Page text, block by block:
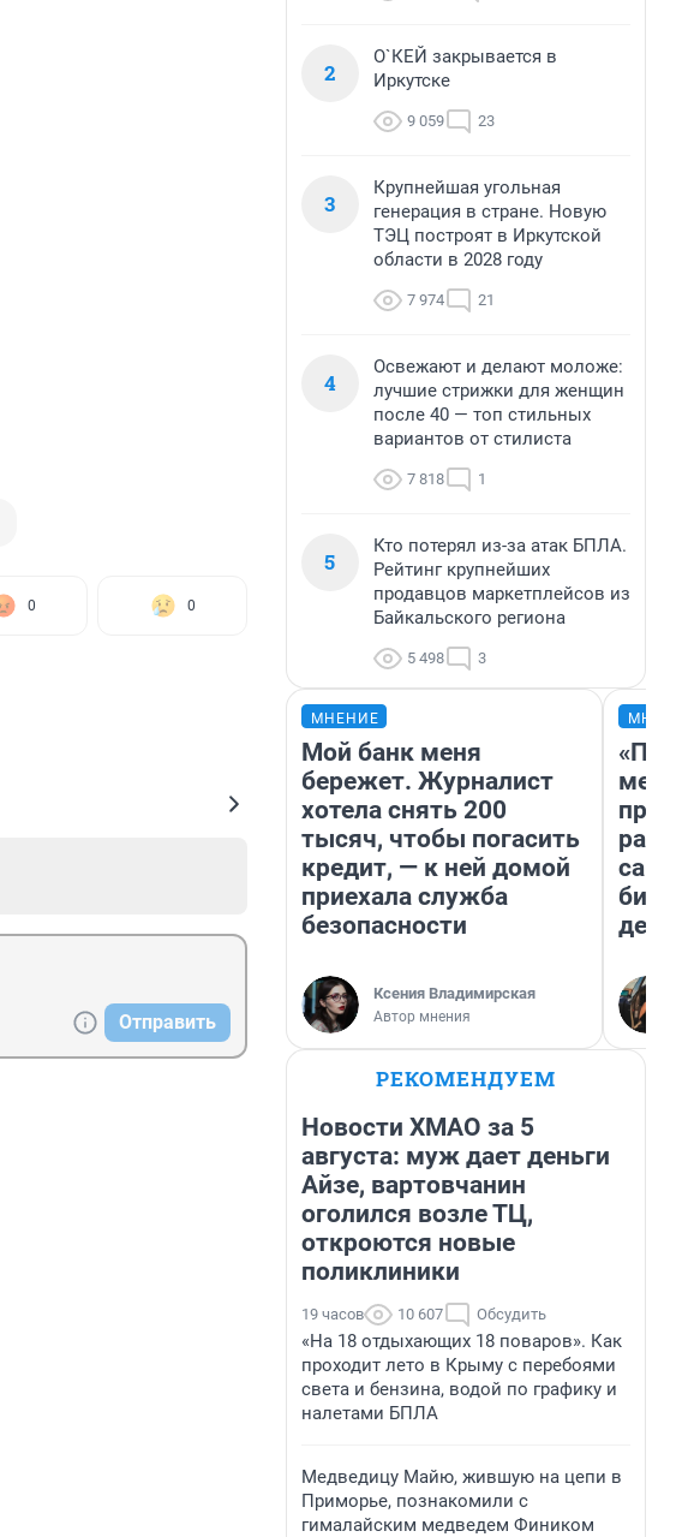
0 0
Отправить
2
О`КЕЙ закрывается в
Иркутске
9 059 23
3
Крупнейшая угольная
генерация в стране. Новую
ТЭЦ построят в Иркутской
области в 2028 году
7 974 21
4
Освежают и делают моложе:
лучшие стрижки для женщин
после 40 — топ стильных
вариантов от стилиста
7 818 1
5
Кто потерял из-за атак БПЛА.
Рейтинг крупнейших
продавцов маркетплейсов из
Байкальского региона
5 498 3
МНЕНИЕ
Мой банк меня
бережет. Журналист
хотела снять 200
тысяч, чтобы погасить
кредит, — к ней домой
приехала служба
безопасности
Ксения Владимирская
Автор мнения
РЕКОМЕНДУЕМ
Новости ХМАО за 5
августа: муж дает деньги
Айзе, вартовчанин
оголился возле ТЦ,
откроются новые
поликлиники
19 часов 10 607 Обсудить
«На 18 отдыхающих 18 поваров». Как
проходит лето в Крыму с перебоями
света и бензина, водой по графику и
налетами БПЛА
Медведицу Майю, жившую на цепи в
Приморье, познакомили с
гималайским медведем Фиником